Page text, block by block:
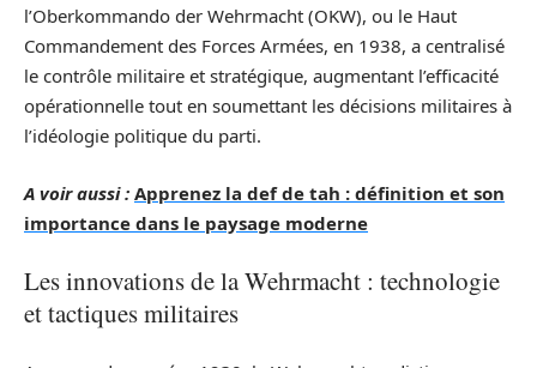
l’Oberkommando der Wehrmacht (OKW), ou le Haut
Commandement des Forces Armées, en 1938, a centralisé
le contrôle militaire et stratégique, augmentant l’efficacité
opérationnelle tout en soumettant les décisions militaires à
l’idéologie politique du parti.
A voir aussi : Apprenez la def de tah : définition et son
importance dans le paysage moderne
Les innovations de la Wehrmacht : technologie
et tactiques militaires